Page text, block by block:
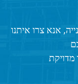
אנא צרו איתנו